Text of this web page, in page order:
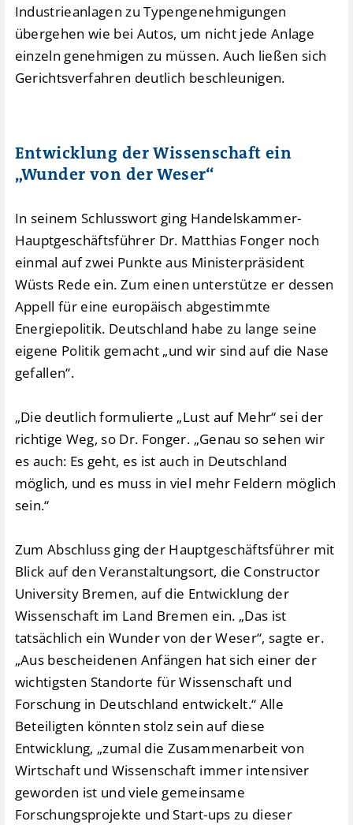
Industrieanlagen zu Typengenehmigungen
übergehen wie bei Autos, um nicht jede Anlage
einzeln genehmigen zu müssen. Auch ließen sich
Gerichtsverfahren deutlich beschleunigen.
Entwicklung der Wissenschaft ein
„Wunder von der Weser“
In seinem Schlusswort ging Handelskammer-
Hauptgeschäftsführer Dr. Matthias Fonger noch
einmal auf zwei Punkte aus Ministerpräsident
Wüsts Rede ein. Zum einen unterstütze er dessen
Appell für eine europäisch abgestimmte
Energiepolitik. Deutschland habe zu lange seine
eigene Politik gemacht „und wir sind auf die Nase
gefallen“.
„Die deutlich formulierte „Lust auf Mehr“ sei der
richtige Weg, so Dr. Fonger. „Genau so sehen wir
es auch: Es geht, es ist auch in Deutschland
möglich, und es muss in viel mehr Feldern möglich
sein.“
Zum Abschluss ging der Hauptgeschäftsführer mit
Blick auf den Veranstaltungsort, die Constructor
University Bremen, auf die Entwicklung der
Wissenschaft im Land Bremen ein. „Das ist
tatsächlich ein Wunder von der Weser“, sagte er.
„Aus bescheidenen Anfängen hat sich einer der
wichtigsten Standorte für Wissenschaft und
Forschung in Deutschland entwickelt.“ Alle
Beteiligten könnten stolz sein auf diese
Entwicklung, „zumal die Zusammenarbeit von
Wirtschaft und Wissenschaft immer intensiver
geworden ist und viele gemeinsame
Forschungsprojekte und Start-ups zu dieser